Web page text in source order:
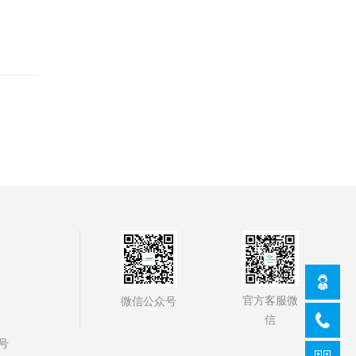
微信公众号
官方客服微
信